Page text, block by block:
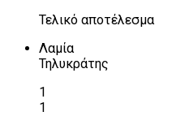
Τελικό αποτέλεσμα
Λαμία
Τηλυκράτης
1
1